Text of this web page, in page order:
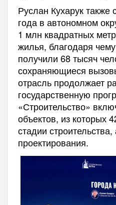
Руслан Кухарук
года в автономном
1 млн квадратных
жилья, благодаря
получили 68 тысяч
сохраняющиеся
отрасль продолжает
государственную
«Строительство»
объектов, из которых
стадии
проектирования.